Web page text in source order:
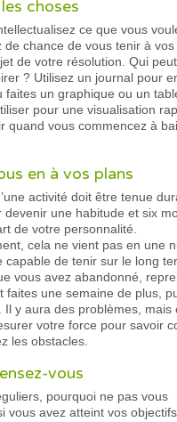
choses
ce que vous
de chance de vous tenir à vos
de votre résolution. Qui
? Utilisez un journal pour
faites un graphique ou un
pour une visualisation
quand vous commencez à
en à vos plans
activité doit être tenue
devenir une habitude et six
de votre personnalité.
cela ne vient pas en une
capable de tenir sur le long
vous avez abandonné,
faites une semaine de plus,
Il y aura des problèmes, mais
votre force pour savoir
les obstacles.
vous
pourquoi ne pas vous
vous avez atteint vos